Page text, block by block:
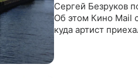
Сергей Безруков
Об этом Кино Mail
куда артист